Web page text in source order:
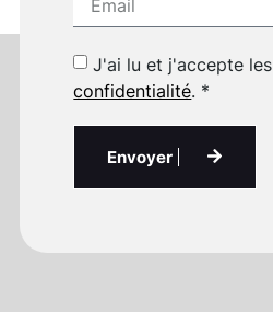
J'ai lu et j'accepte les
confidentialité. *
Envoyer